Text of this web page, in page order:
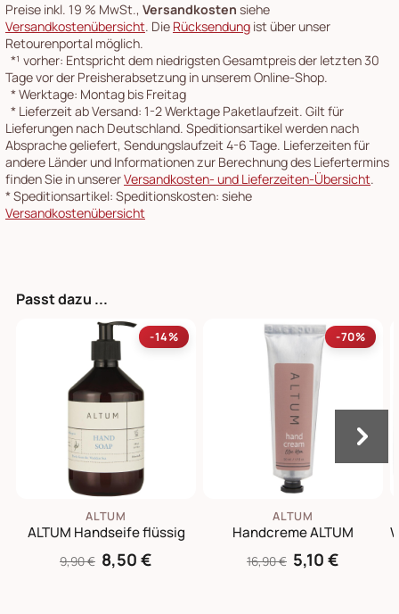
Preise inkl. 19 % MwSt., Versandkosten siehe
Versandkostenübersicht. Die Rücksendung ist über unser
Retourenportal möglich.
*¹ vorher: Entspricht dem niedrigsten Gesamtpreis der letzten 30
Tage vor der Preisherabsetzung in unserem Online-Shop.
*Werktage: Montag bis Freitag
* Lieferzeit ab Versand: 1-2 Werktage Paketlaufzeit. Gilt für
Lieferungen nach Deutschland. Speditionsartikel werden nach
Absprache geliefert, Sendungslaufzeit 4-6 Tage. Lieferzeiten für
andere Länder und Informationen zur Berechnung des Liefertermins
finden Sie in unsererVersandkosten- und Lieferzeiten-Übersicht.
*Speditionsartikel: Speditionskosten: siehe
Versandkostenübersicht
Passt dazu ...
-14%
ALTUM
ALTUM Handseife flüssig
9,90 € 8,50 €
-70%
ALTUM
Handcreme ALTUM
16,90 € 5,10 €